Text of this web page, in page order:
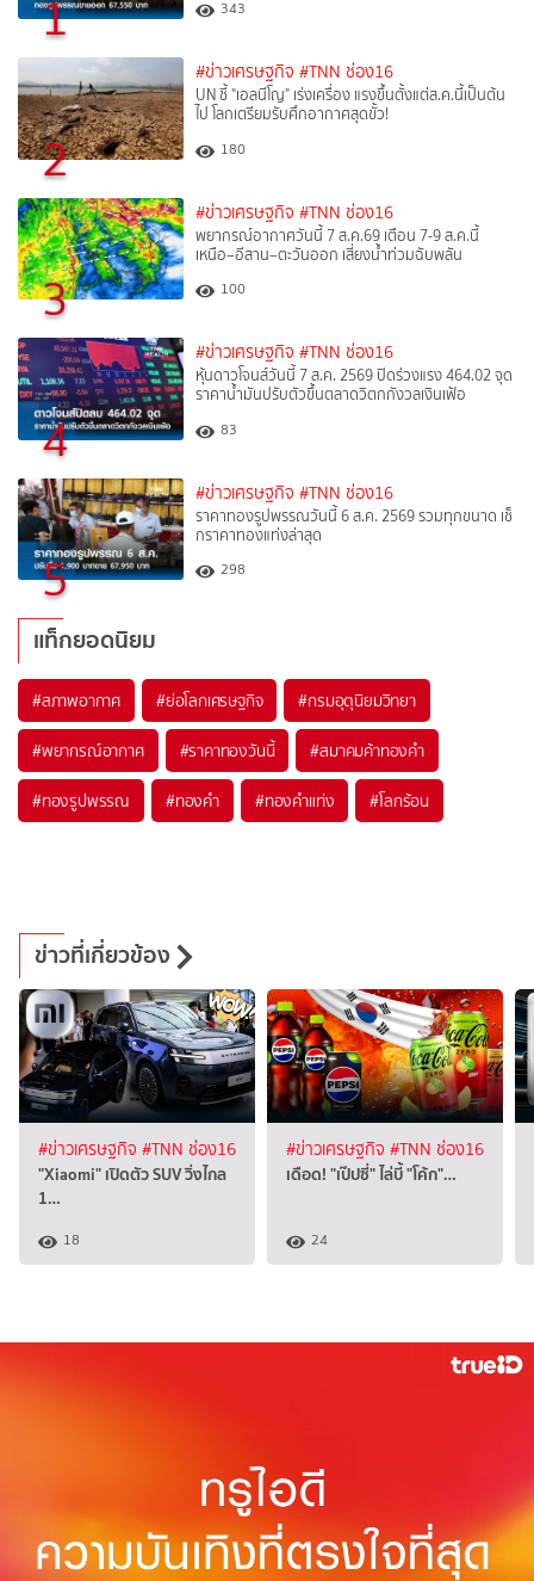
1 343
2
#ข่าวเศรษฐกิจ #TNN ช่อง16
UN ชี้ "เอลนีโญ" เร่งเครื่อง แรงขึ้นตั้งแต่ส.ค.นี้เป็นต้น
ไป โลกเตรียมรับศึกอากาศสุดขั้ว!
180
3
#ข่าวเศรษฐกิจ #TNN ช่อง16
พยากรณ์อากาศวันนี้ 7 ส.ค.69 เตือน 7-9 ส.ค.นี้
เหนือ–อีสาน–ตะวันออก เสี่ยงน้ำท่วมฉับพลัน
100
4
#ข่าวเศรษฐกิจ #TNN ช่อง16
หุ้นดาวโจนส์วันนี้ 7 ส.ค. 2569 ปิดร่วงแรง 464.02 จุด
ราคาน้ำมันปรับตัวขึ้นตลาดวิตกกังวลเงินเฟ้อ
83
5
#ข่าวเศรษฐกิจ #TNN ช่อง16
ราคาทองรูปพรรณวันนี้ 6 ส.ค. 2569 รวมทุกขนาด เช็
กราคาทองแท่งล่าสุด
298
แท็กยอดนิยม
#สภาพอากาศ #ย่อโลกเศรษฐกิจ #กรมอุตุนิยมวิทยา
#พยากรณ์อากาศ #ราคาทองวันนี้ #สมาคมค้าทองคำ
#ทองรูปพรรณ #ทองคำ #ทองคำแท่ง #โลกร้อน
ข่าวที่เกี่ยวข้อง
#ข่าวเศรษฐกิจ #TNN ช่อง16
"Xiaomi" เปิดตัว SUV วิ่งไกล
1…
18
#ข่าวเศรษฐกิจ #TNN ช่อง16
เดือด! "เป๊ปซี่" ไล่บี้ "โค้ก"…
24